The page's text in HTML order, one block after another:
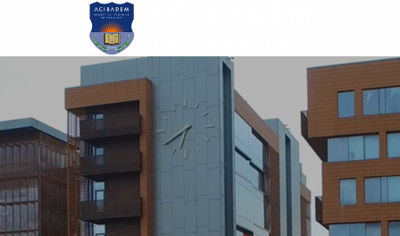
atla